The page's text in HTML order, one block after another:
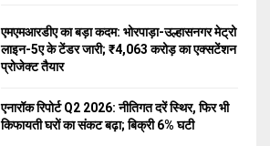
o
r
:
R
एमएमआरडीए का बड़ा कदम: भोरपाड़ा-उल्हासनगर मेट्रो
लाइन-5ए के टेंडर जारी; ₹4,063 करोड़ का एक्सटेंशन
प्रोजेक्ट तैयार
एनारॉक रिपोर्ट Q2 2026: नीतिगत दरें स्थिर, फिर भी
किफायती घरों का संकट बढ़ा; बिक्री 6% घटी